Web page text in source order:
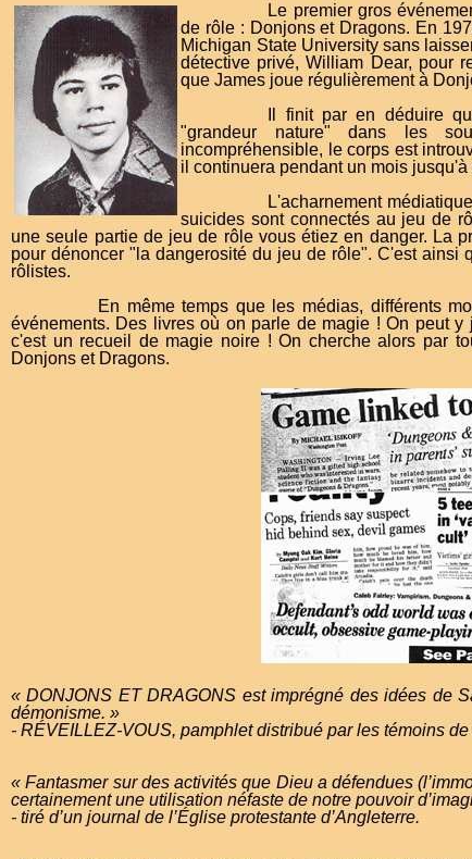
Le premier gros
de rôle : Donjons et Dragons. En
Michigan State University sans
détective privé, William Dear, pour
que James joue régulièrement à
Il finit par en déduire
"grandeur nature" dans les
incompréhensible, le corps est
il continuera pendant un mois
L'acharnement
suicides sont connectés au jeu de
une seule partie de jeu de rôle vous étiez en danger. La
pour dénoncer "la dangerosité du jeu de rôle". C'est ainsi
rôlistes.
En même temps que les médias, différents
événements. Des livres où on parle de magie ! On peut
c'est un recueil de magie noire ! On cherche alors par
Donjons et Dragons.
« DONJONS ET DRAGONS est imprégné des idées de
démonisme. »
- RÉVEILLEZ-VOUS, pamphlet distribué par les témoins
« Fantasmer sur des activités que Dieu a défendues
certainement une utilisation néfaste de notre pouvoir
- tiré d’un journal de l’Église protestante d’Angleterre.